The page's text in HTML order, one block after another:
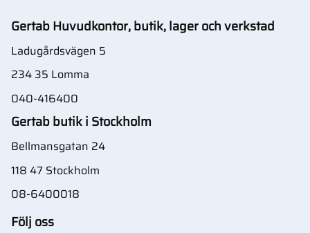
Gertab Huvudkontor, butik, lager och verkstad
Ladugårdsvägen 5
234 35 Lomma
040-416400
Gertab butik i Stockholm
Bellmansgatan 24
118 47 Stockholm
08-6400018
Följ oss